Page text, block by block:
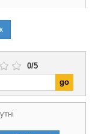
0/5